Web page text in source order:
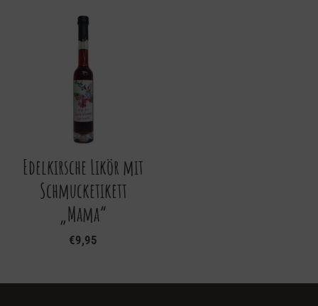
Edelkirsche Likör mit
Schmucketikett
„Mama“
€9,95